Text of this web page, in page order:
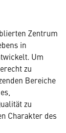
Zentrum
in
Um
zu
Bereiche
zu
Charakter des